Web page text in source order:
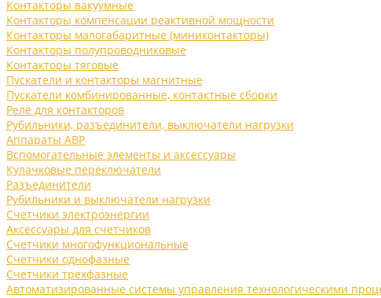
Контакторы вакуумные
Контакторы компенсации реактивной мощности
Контакторы малогабаритные (миниконтакторы)
Контакторы полупроводниковые
Контакторы тяговые
Пускатели и контакторы магнитные
Пускатели комбинированные, контактные сборки
Реле для контакторов
Рубильники, разъединители, выключатели нагрузки
Аппараты АВР
Вспомогательные элементы и аксессуары
Кулачковые переключатели
Разъединители
Рубильники и выключатели нагрузки
Счетчики электроэнергии
Аксессуары для счетчиков
Счетчики многофункциональные
Счетчики однофазные
Счетчики трехфазные
Автоматизированные системы управления технологическими